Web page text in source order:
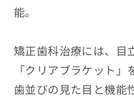
能。
矯正歯科治療には、目
「クリアブラケット」
歯並びの見た目と機能